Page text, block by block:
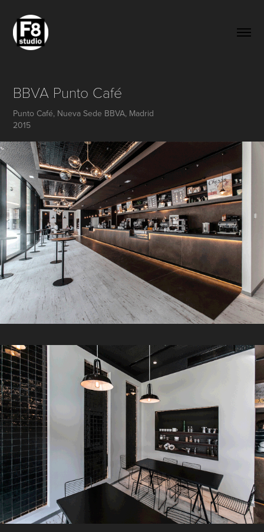
BBVA Punto Café
Punto Café, Nueva Sede BBVA, Madrid
2015